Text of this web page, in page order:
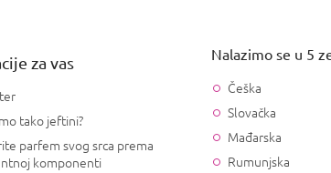
za vas
tako jeftini?
parfem svog srca prema
komponenti
Nalazimo se u 5
Češka
Slovačka
Mađarska
Rumunjska